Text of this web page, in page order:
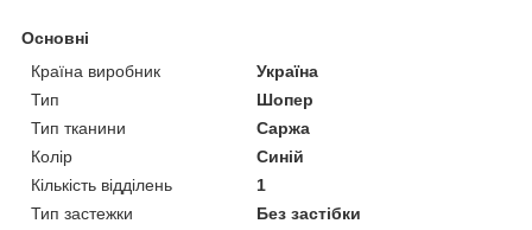
Основні
Країна виробник
Україна
Тип
Шопер
Тип тканини
Саржа
Колір
Синій
Кількість відділень
1
Тип застежки
Без застібки